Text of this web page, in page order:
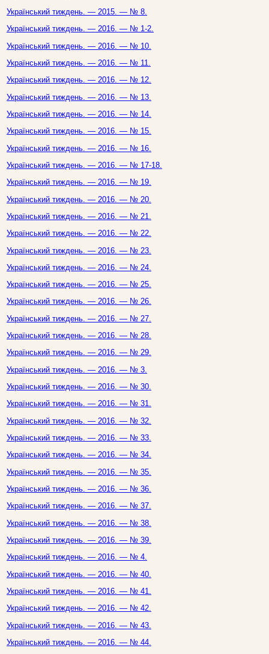
Український тиждень. — 2015. — № 8.
Український тиждень. — 2016. — № 1-2.
Український тиждень. — 2016. — № 10.
Український тиждень. — 2016. — № 11.
Український тиждень. — 2016. — № 12.
Український тиждень. — 2016. — № 13.
Український тиждень. — 2016. — № 14.
Український тиждень. — 2016. — № 15.
Український тиждень. — 2016. — № 16.
Український тиждень. — 2016. — № 17-18.
Український тиждень. — 2016. — № 19.
Український тиждень. — 2016. — № 20.
Український тиждень. — 2016. — № 21.
Український тиждень. — 2016. — № 22.
Український тиждень. — 2016. — № 23.
Український тиждень. — 2016. — № 24.
Український тиждень. — 2016. — № 25.
Український тиждень. — 2016. — № 26.
Український тиждень. — 2016. — № 27.
Український тиждень. — 2016. — № 28.
Український тиждень. — 2016. — № 29.
Український тиждень. — 2016. — № 3.
Український тиждень. — 2016. — № 30.
Український тиждень. — 2016. — № 31.
Український тиждень. — 2016. — № 32.
Український тиждень. — 2016. — № 33.
Український тиждень. — 2016. — № 34.
Український тиждень. — 2016. — № 35.
Український тиждень. — 2016. — № 36.
Український тиждень. — 2016. — № 37.
Український тиждень. — 2016. — № 38.
Український тиждень. — 2016. — № 39.
Український тиждень. — 2016. — № 4.
Український тиждень. — 2016. — № 40.
Український тиждень. — 2016. — № 41.
Український тиждень. — 2016. — № 42.
Український тиждень. — 2016. — № 43.
Український тиждень. — 2016. — № 44.